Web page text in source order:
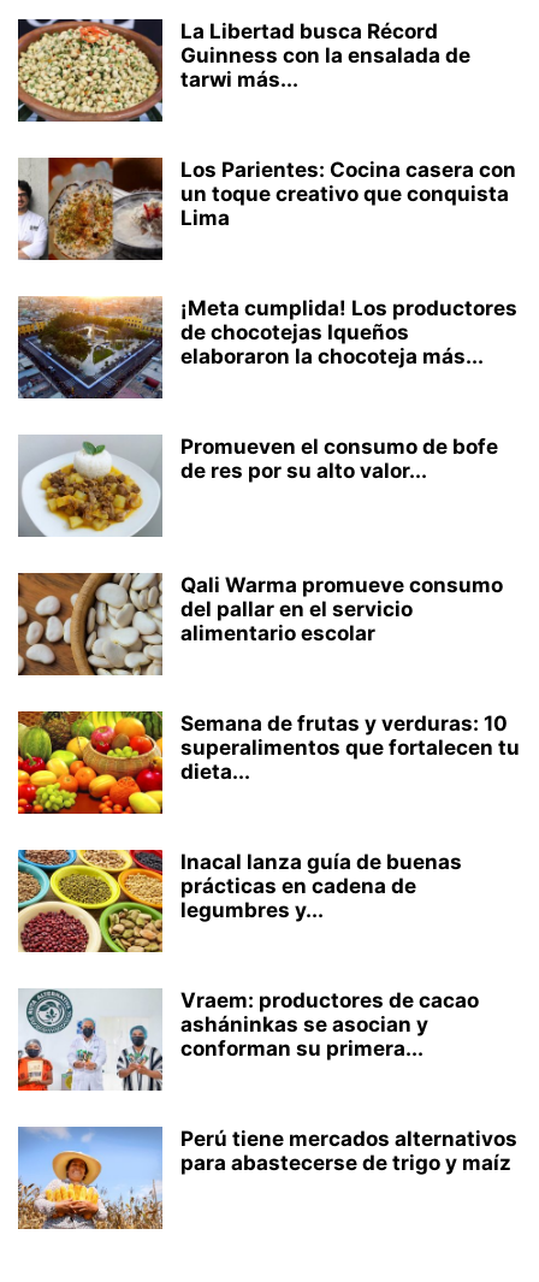
La Libertad busca Récord
Guinness con la ensalada de
tarwi más...
Los Parientes: Cocina casera con
un toque creativo que conquista
Lima
¡Meta cumplida! Los productores
de chocotejas Iqueños
elaboraron la chocoteja más...
Promueven el consumo de bofe
de res por su alto valor...
Qali Warma promueve consumo
del pallar en el servicio
alimentario escolar
Semana de frutas y verduras: 10
superalimentos que fortalecen tu
dieta...
Inacal lanza guía de buenas
prácticas en cadena de
legumbres y...
Vraem: productores de cacao
asháninkas se asocian y
conforman su primera...
Perú tiene mercados alternativos
para abastecerse de trigo y maíz